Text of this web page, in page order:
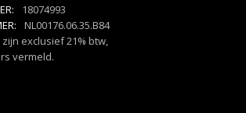
18074993
NL00176.06.35.B84
exclusief 21% btw,
vermeld.